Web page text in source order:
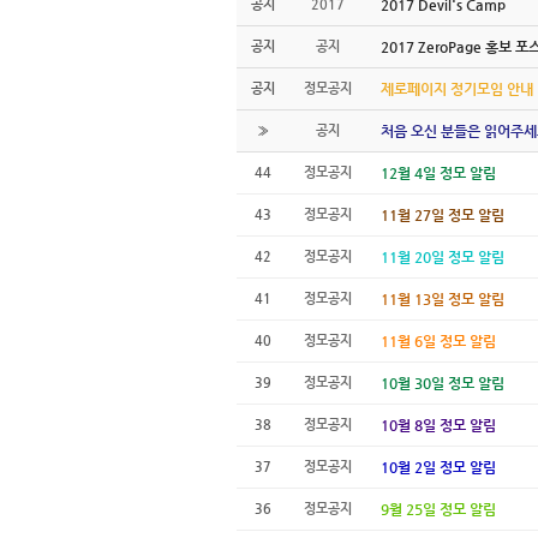
공지 2017 2017 Devil's Camp
공지 공지 2017 ZeroPage 홍보 포
공지 정모공지 제로페이지 정기모임 안내
» 공지 처음 오신 분들은 읽어주세
44 정모공지 12월 4일 정모 알림
43 정모공지 11월 27일 정모 알림
42 정모공지 11월 20일 정모 알림
41 정모공지 11월 13일 정모 알림
40 정모공지 11월 6일 정모 알림
39 정모공지 10월 30일 정모 알림
38 정모공지 10월 8일 정모 알림
37 정모공지 10월 2일 정모 알림
36 정모공지 9월 25일 정모 알림